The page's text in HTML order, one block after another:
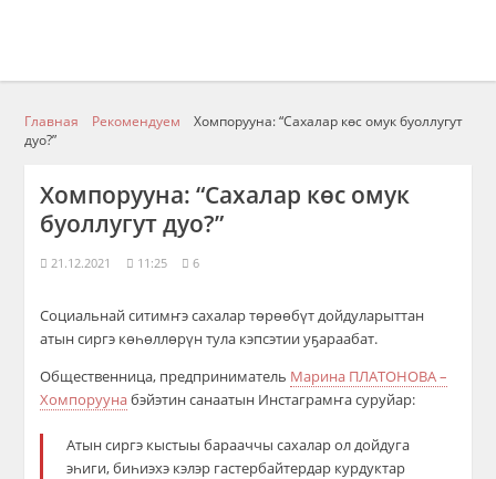
Главная Рекомендуем
Хомпорууна: “Сахалар көс омук буоллугут
дуо?”
Хомпорууна: “Сахалар көс омук
буоллугут дуо?”
21.12.2021 11:25 6
Социальнай ситимҥэ сахалар төрөөбүт дойдуларыттан
атын сиргэ көһөллөрүн тула кэпсэтии уҕараабат.
Общественница, предприниматель Марина ПЛАТОНОВА –
Хомпоруунабэйэтин санаатын Инстаграмҥа суруйар:
Атын сиргэ кыстыы барааччы сахалар ол дойдуга
эһиги, биһиэхэ кэлэр гастербайтердар курдуктар